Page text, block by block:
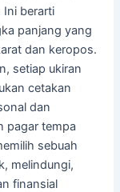
Ini berarti
panjang yang
dan keropos.
setiap ukiran
cetakan
dan
pagar tempa
sebuah
melindungi,
finansial